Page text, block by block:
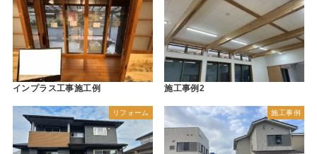
インプラス工事施工例 施工事例2
リフォーム 施工事例